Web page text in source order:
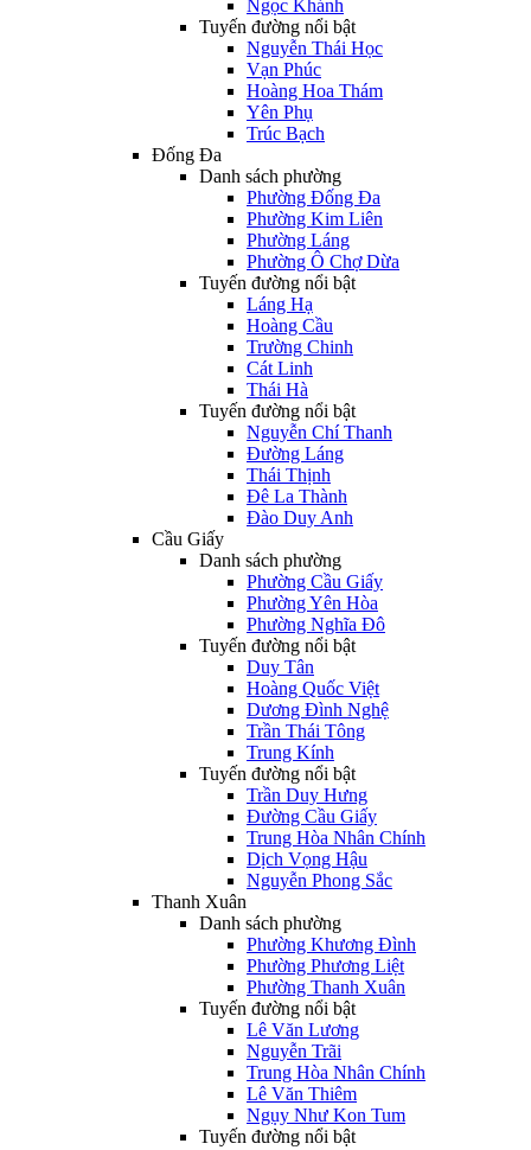
Ngọc Khánh
Tuyến đường nổi bật
Nguyễn Thái Học
Vạn Phúc
Hoàng Hoa Thám
Yên Phụ
Trúc Bạch
Đống Đa
Danh sách phường
Phường Đống Đa
Phường Kim Liên
Phường Láng
Phường Ô Chợ Dừa
Tuyến đường nổi bật
Láng Hạ
Hoàng Cầu
Trường Chinh
Cát Linh
Thái Hà
Tuyến đường nổi bật
Nguyễn Chí Thanh
Đường Láng
Thái Thịnh
Đê La Thành
Đào Duy Anh
Cầu Giấy
Danh sách phường
Phường Cầu Giấy
Phường Yên Hòa
Phường Nghĩa Đô
Tuyến đường nổi bật
Duy Tân
Hoàng Quốc Việt
Dương Đình Nghệ
Trần Thái Tông
Trung Kính
Tuyến đường nổi bật
Trần Duy Hưng
Đường Cầu Giấy
Trung Hòa Nhân Chính
Dịch Vọng Hậu
Nguyễn Phong Sắc
Thanh Xuân
Danh sách phường
Phường Khương Đình
Phường Phương Liệt
Phường Thanh Xuân
Tuyến đường nổi bật
Lê Văn Lương
Nguyễn Trãi
Trung Hòa Nhân Chính
Lê Văn Thiêm
Ngụy Như Kon Tum
Tuyến đường nổi bật